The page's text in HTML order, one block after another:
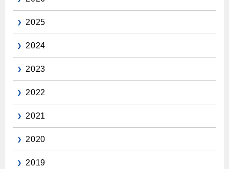
2025
2024
2023
2022
2021
2020
2019